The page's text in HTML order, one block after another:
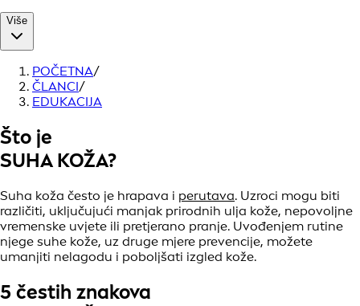
Više
POČETNA/
ČLANCI/
EDUKACIJA
Što je
SUHA KOŽA?
Suha koža često je hrapava i perutava. Uzroci mogu biti
različiti, uključujući manjak prirodnih ulja kože, nepovoljne
vremenske uvjete ili pretjerano pranje. Uvođenjem rutine
njege suhe kože, uz druge mjere prevencije, možete
umanjiti nelagodu i poboljšati izgled kože.
5 čestih znakova